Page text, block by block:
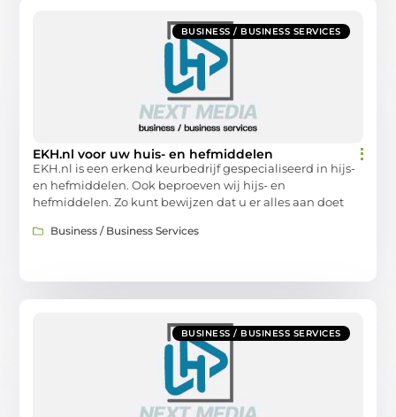
BUSINESS / BUSINESS SERVICES
EKH.nl voor uw huis- en hefmiddelen
EKH.nl is een erkend keurbedrijf gespecialiseerd in hijs-
en hefmiddelen. Ook beproeven wij hijs- en
hefmiddelen. Zo kunt bewijzen dat u er alles aan doet
Business / Business Services
BUSINESS / BUSINESS SERVICES